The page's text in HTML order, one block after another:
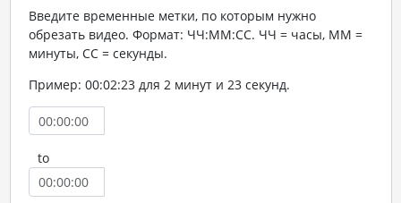
Введите временные метки, по которым нужно
обрезать видео. Формат: ЧЧ:ММ:СС. ЧЧ = часы, ММ =
минуты, СС = секунды.
Пример: 00:02:23 для 2 минут и 23 секунд.
to